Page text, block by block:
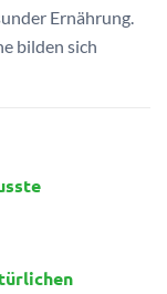
Ernährung.
bilden sich